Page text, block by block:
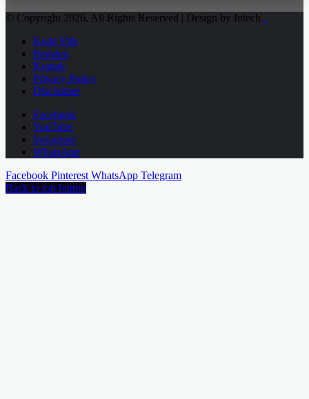
© Copyright 2026, All Rights Reserved | Design by Intech .
Kode Etik
Redaksi
Kontak
Privacy Policy
Disclaimer
Facebook
YouTube
Instagram
WhatsApp
Facebook Pinterest WhatsApp Telegram
Back to top button